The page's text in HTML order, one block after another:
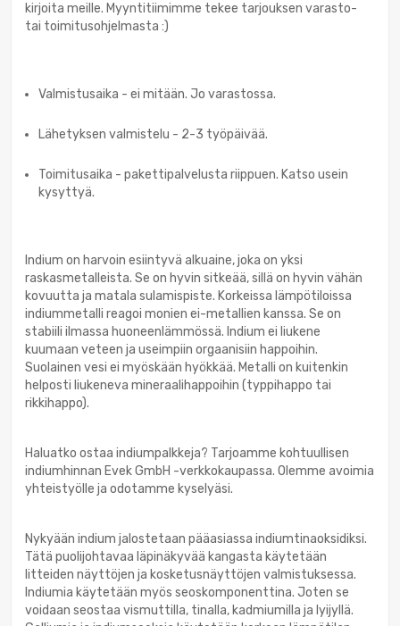
kirjoita meille. Myyntitiimimme tekee tarjouksen varasto-
tai toimitusohjelmasta :)
Valmistusaika - ei mitään. Jo varastossa.
Lähetyksen valmistelu - 2-3 työpäivää.
Toimitusaika - pakettipalvelusta riippuen. Katso usein
kysyttyä.
Indium on harvoin esiintyvä alkuaine, joka on yksi
raskasmetalleista. Se on hyvin sitkeää, sillä on hyvin vähän
kovuutta ja matala sulamispiste. Korkeissa lämpötiloissa
indiummetalli reagoi monien ei-metallien kanssa. Se on
stabiili ilmassa huoneenlämmössä. Indium ei liukene
kuumaan veteen ja useimpiin orgaanisiin happoihin.
Suolainen vesi ei myöskään hyökkää. Metalli on kuitenkin
helposti liukeneva mineraalihappoihin (typpihappo tai
rikkihappo).
Haluatko ostaa indiumpalkkeja? Tarjoamme kohtuullisen
indiumhinnan Evek GmbH -verkkokaupassa. Olemme avoimia
yhteistyölle ja odotamme kyselyäsi.
Nykyään indium jalostetaan pääasiassa indiumtinaoksidiksi.
Tätä puolijohtavaa läpinäkyvää kangasta käytetään
litteiden näyttöjen ja kosketusnäyttöjen valmistuksessa.
Indiumia käytetään myös seoskomponenttina. Joten se
voidaan seostaa vismuttilla, tinalla, kadmiumilla ja lyijyllä.